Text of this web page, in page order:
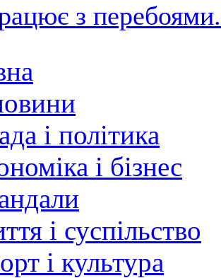
з
і політика
і бізнес
і суспільство
і культура